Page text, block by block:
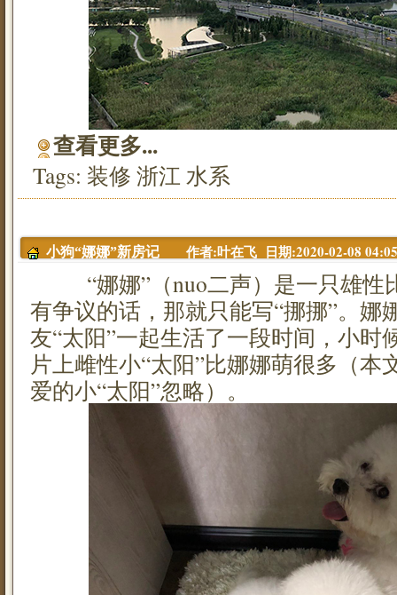
查看更多...
Tags: 装修 浙江 水系
小狗“娜娜”新房记 作者:叶在飞 日期:2020-02-08
“娜娜”（nuo二声）是一只雄性
有争议的话，那就只能写“挪挪”。娜
友“太阳”一起生活了一段时间，小时
片上雌性小“太阳”比娜娜萌很多（本
爱的小“太阳”忽略）。